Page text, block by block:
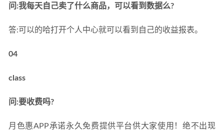
问:我每天自己卖了什么商品，可以看到数据么?
答:可以的哈打开个人中心就可以看到自己的收益报表。
04
class
问:要收费吗?
月色惠APP承诺永久免费提供平台供大家使用！绝不出现